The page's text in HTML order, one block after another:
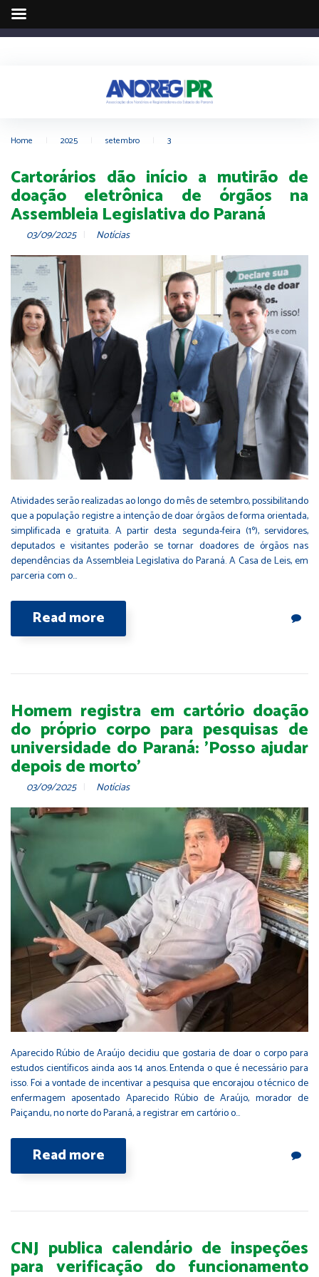
Home 2025 setembro 3
Cartorários dão início a mutirão de
doação eletrônica de órgãos na
Assembleia Legislativa do Paraná
03/09/2025 Notícias
Atividades serão realizadas ao longo do mês de setembro, possibilitando
que a população registre a intenção de doar órgãos de forma orientada,
simplificada e gratuita. A partir desta segunda-feira (1º), servidores,
deputados e visitantes poderão se tornar doadores de órgãos nas
dependências da Assembleia Legislativa do Paraná. A Casa de Leis, em
parceria com o…
Read more
Homem registra em cartório doação
do próprio corpo para pesquisas de
universidade do Paraná: 'Posso ajudar
depois de morto'
03/09/2025 Notícias
Aparecido Rúbio de Araújo decidiu que gostaria de doar o corpo para
estudos científicos ainda aos 14 anos. Entenda o que é necessário para
isso. Foi a vontade de incentivar a pesquisa que encorajou o técnico de
enfermagem aposentado Aparecido Rúbio de Araújo, morador de
Paiçandu, no norte do Paraná, a registrar em cartório o…
Read more
CNJ publica calendário de inspeções
para verificação do funcionamento